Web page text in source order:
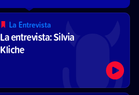
La Entrevista
La entrevista: Silvia
Kliche